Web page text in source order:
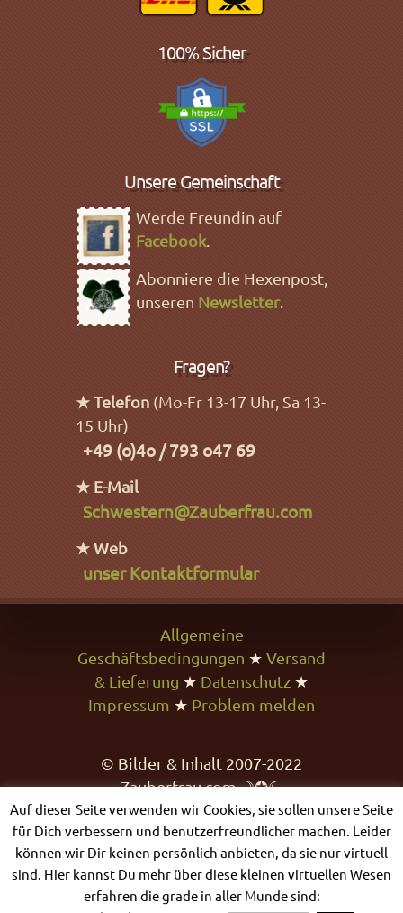
100% Sicher
Unsere Gemeinschaft
Werde Freundin auf
Facebook.
Abonniere die Hexenpost,
unseren Newsletter.
Fragen?
★ Telefon (Mo-Fr 13-17 Uhr, Sa 13-
15 Uhr)
+49 (o)4o / 793 o47 69
★ E-Mail
Schwestern@Zauberfrau.com
★ Web
unser Kontaktformular
Allgemeine
Geschäftsbedingungen ★ Versand
& Lieferung ★ Datenschutz ★
Impressum ★ Problem melden
© Bilder & Inhalt 2007-2022
Zauberfrau.com ☽✪☾
Auf dieser Seite verwenden wir Cookies, sie sollen unsere Seite
für Dich verbessern und benutzerfreundlicher machen. Leider
können wir Dir keinen persönlich anbieten, da sie nur virtuell
sind. Hier kannst Du mehr über diese kleinen virtuellen Wesen
erfahren die grade in aller Munde sind: